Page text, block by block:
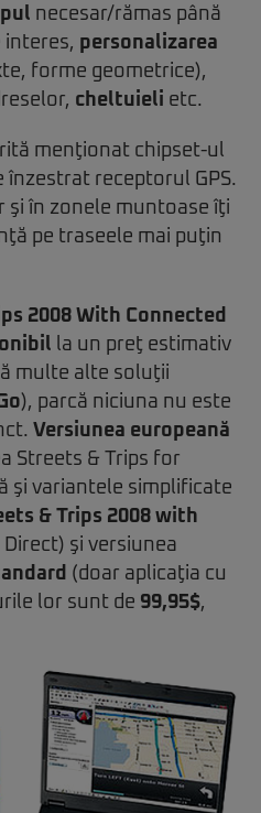
necesar/rămas până
interes, personalizarea
forme geometrice),
cheltuieli etc.
menţionat chipset-ul
înzestrat receptorul GPS.
şi în zonele muntoase îţi
pe traseele mai puţin
2008 With Connected
la un preţ estimativ
multe alte soluţii
), parcă niciuna nu este
Versiunea europeană
Streets & Trips for
şi variantele simplificate
& Trips 2008 with
Direct) şi versiunea
(doar aplicaţia cu
lor sunt de 99,95$,